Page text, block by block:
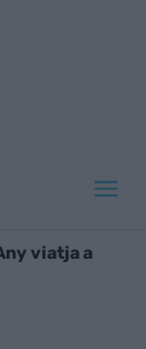
viatja a